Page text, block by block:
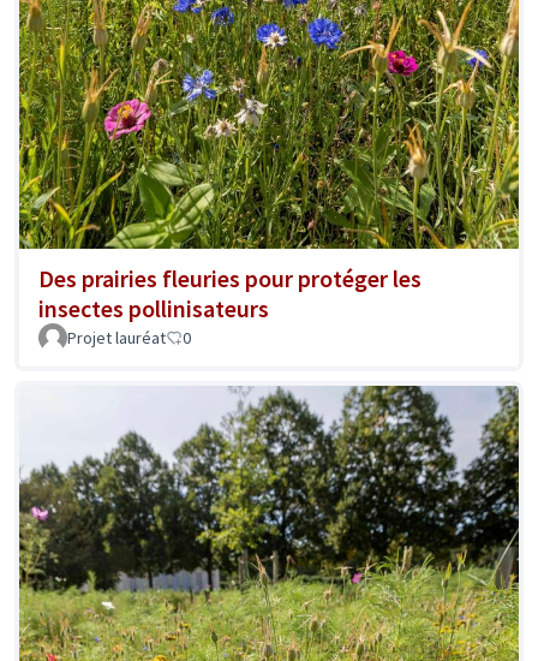
Des prairies fleuries pour protéger les
insectes pollinisateurs
Projet lauréat 0